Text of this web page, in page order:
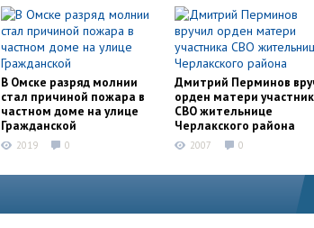
В Омске разряд молнии
стал причиной пожара в
частном доме на улице
Гражданской
2019 0
Дмитрий Перминов
орден матери
СВО жительнице
Черлакского района
2007 0